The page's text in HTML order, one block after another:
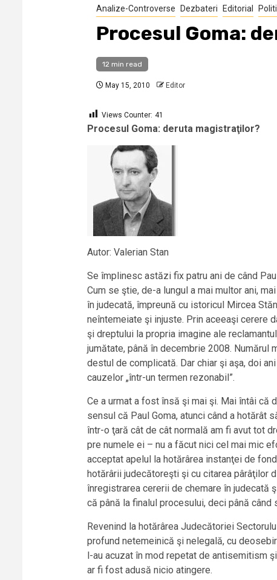
Analize-Controverse Dezbateri Editorial
Procesul Goma:
12 min read
May 15, 2010 Editor
Views Counter: 41
Procesul Goma: deruta magistraţilor?
Autor: Valerian Stan
Se împlinesc astăzi fix patru ani de când
Cum se ştie, de-a lungul a mai multor ani,
în judecată, împreună cu istoricul Mircea
neîntemeiate şi injuste. Prin aceeaşi cerere
şi dreptului la propria imagine ale
jumătate, până în decembrie 2008. Numărul
destul de complicată. Dar chiar şi aşa, doi
cauzelor „într-un termen rezonabil”.
Ce a urmat a fost însă şi mai şi. Mai întâi că
sensul că Paul Goma, atunci când a
într-o ţară cât de cât normală am fi avut tot
pre numele ei – nu a făcut nici cel mai mic
acceptat apelul la hotărârea instanţei de
hotărârii judecătoreşti şi cu citarea pârâţilor
înregistrarea cererii de chemare în judecată
că până la finalul procesului, deci până
Revenind la hotărârea Judecătoriei
profund netemeinică şi nelegală, cu
l-au acuzat în mod repetat de antisemitism
ar fi fost adusă nicio atingere.